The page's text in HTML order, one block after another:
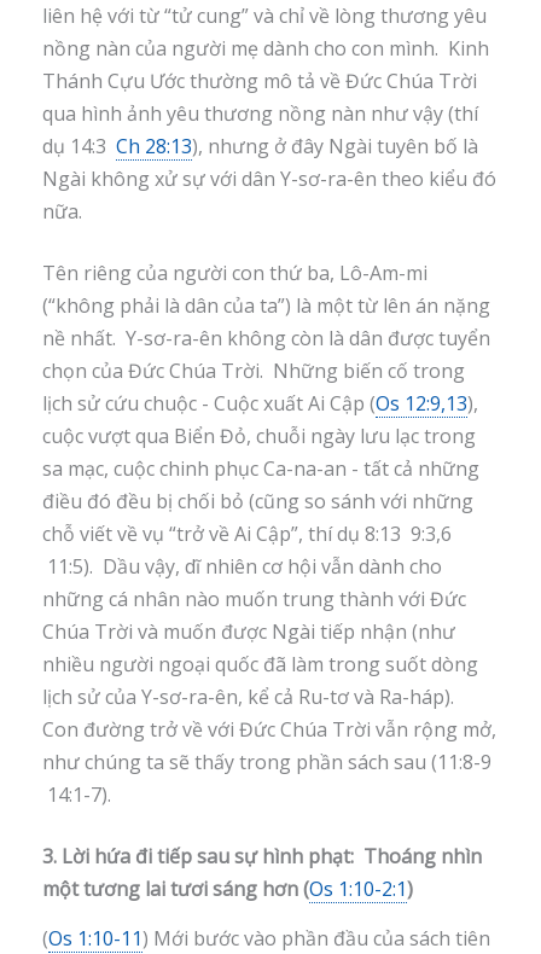
liên hệ với từ “tử cung” và chỉ về lòng thương yêu
nồng nàn của người mẹ dành cho con mình. Kinh
Thánh Cựu Ước thường mô tả về Đức Chúa Trời
qua hình ảnh yêu thương nồng nàn như vậy (thí
dụ 14:3 Ch 28:13), nhưng ở đây Ngài tuyên bố là
Ngài không xử sự với dân Y-sơ-ra-ên theo kiểu đó
nữa.
Tên riêng của người con thứ ba, Lô-Am-mi
(“không phải là dân của ta”) là một từ lên án nặng
nề nhất. Y-sơ-ra-ên không còn là dân được tuyển
chọn của Đức Chúa Trời. Những biến cố trong
lịch sử cứu chuộc - Cuộc xuất Ai Cập (Os 12:9,13),
cuộc vượt qua Biển Đỏ, chuỗi ngày lưu lạc trong
sa mạc, cuộc chinh phục Ca-na-an - tất cả những
điều đó đều bị chối bỏ (cũng so sánh với những
chỗ viết về vụ “trở về Ai Cập”, thí dụ 8:13 9:3,6
11:5). Dầu vậy, dĩ nhiên cơ hội vẫn dành cho
những cá nhân nào muốn trung thành với Đức
Chúa Trời và muốn được Ngài tiếp nhận (như
nhiều người ngoại quốc đã làm trong suốt dòng
lịch sử của Y-sơ-ra-ên, kể cả Ru-tơ và Ra-háp).
Con đường trở về với Đức Chúa Trời vẫn rộng mở,
như chúng ta sẽ thấy trong phần sách sau (11:8-9
14:1-7).
3. Lời hứa đi tiếp sau sự hình phạt: Thoáng nhìn
một tương lai tươi sáng hơn (Os 1:10-2:1)
(Os 1:10-11) Mới bước vào phần đầu của sách tiên